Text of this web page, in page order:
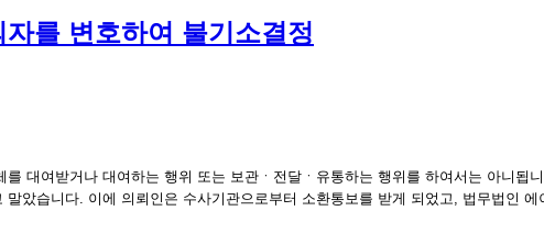
를 변호하여 불기소결정
대여받거나 대여하는 행위 또는 보관ㆍ전달ㆍ유통하는 행위를 하여서는 아니됩
았습니다. 이에 의뢰인은 수사기관으로부터 소환통보를 받게 되었고, 법무법인